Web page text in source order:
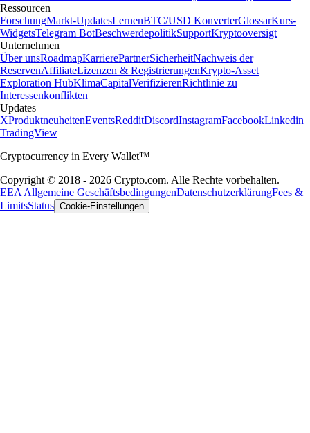
Ressourcen
ForschungMarkt-UpdatesLernenBTC/USD KonverterGlossarKurs-
WidgetsTelegram BotBeschwerdepolitikSupportKryptooversigt
Unternehmen
Über unsRoadmapKarrierePartnerSicherheitNachweis der
ReservenAffiliateLizenzen & RegistrierungenKrypto-Asset
Exploration HubKlimaCapitalVerifizierenRichtlinie zu
Interessenkonflikten
Updates
XProduktneuheitenEventsRedditDiscordInstagramFacebookLinkedin
TradingView
Cryptocurrency in Every Wallet™
Copyright © 2018 - 2026 Crypto.com. Alle Rechte vorbehalten.
EEA Allgemeine GeschäftsbedingungenDatenschutzerklärungFees &
LimitsStatus Cookie-Einstellungen